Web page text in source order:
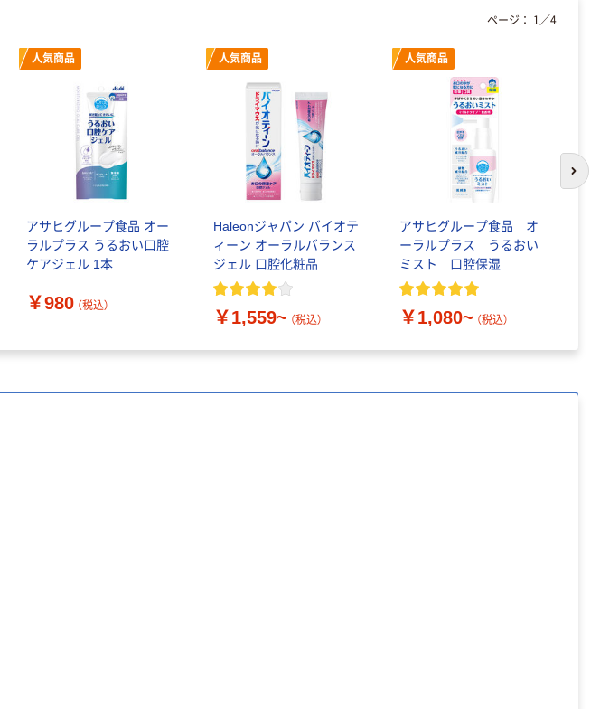
人気商品
アサヒグループ食品 オー
ラルプラス うるおい口腔
ケアジェル 1本
￥980 （税込）
人気商品
Haleonジャパン バイオテ
ィーン オーラルバランス
ジェル 口腔化粧品
￥1,559~ （税込）
人気商品
アサヒグループ食品 オ
ーラルプラス うるおい
ミスト 口腔保湿
￥1,080~ （税込）
ページ： 1 ／4
次
スクエア
￥315,520~
（税込）
プラッツ jw エ
バータフボーン
チキン
￥412~
プラッツ バラエ
ティ パピーボー
ル
￥1,829~
プラッツ
PC03-8CK 1セ
ット（4個入）（直
送品）
￥23,240
（税込）
カゴへ
キャタピー 犬用
￥1,690~
（税込）
スクリーミング
チキン 犬 おも
ちゃ プラッツ
￥649~
プラッツ jw ホ
ーリーローラー
ボール_2
￥916~